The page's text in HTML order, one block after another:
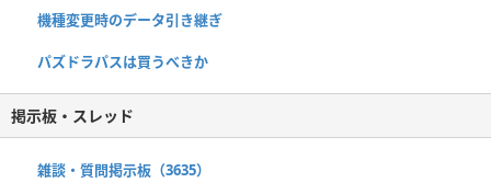
機種変更時のデータ引き継ぎ
パズドラパスは買うべきか
掲示板・スレッド
雑談・質問掲示板（3635）